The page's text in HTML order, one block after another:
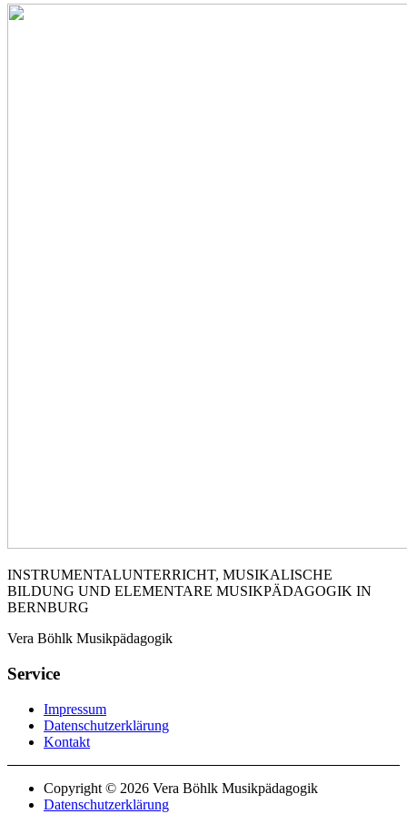
INSTRUMENTALUNTERRICHT, MUSIKALISCHE
BILDUNG UND ELEMENTARE MUSIKPÄDAGOGIK IN
BERNBURG
Vera Böhlk Musikpädagogik
Service
Impressum
Datenschutzerklärung
Kontakt
Copyright © 2026 Vera Böhlk Musikpädagogik
Datenschutzerklärung